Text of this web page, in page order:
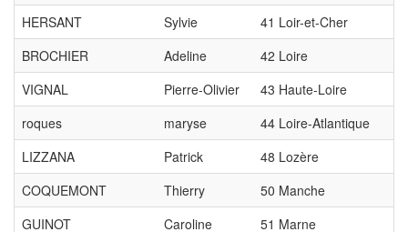
HERSANT
Sylvie
41 Loir-et-Cher
BROCHIER
Adeline
42 Loire
VIGNAL
Pierre-Olivier
43 Haute-Loire
roques
maryse
44 Loire-Atlantique
LIZZANA
Patrick
48 Lozère
COQUEMONT
Thierry
50 Manche
GUINOT
Caroline
51 Marne